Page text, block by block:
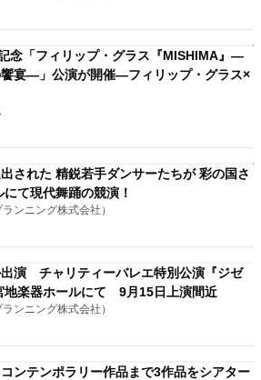
念「フィリップ・グラス『MISHIMA』―
宴―」公演が開催―フィリップ・グラス×
された 精鋭若手ダンサーたちが 彩の国さ
て現代舞踊の競演！
ンニング株式会社）
演 チャリティーバレエ特別公演『ジゼ
楽器ホールにて 9月15日上演間近
ンニング株式会社）
ンテンポラリー作品まで3作品をシアター